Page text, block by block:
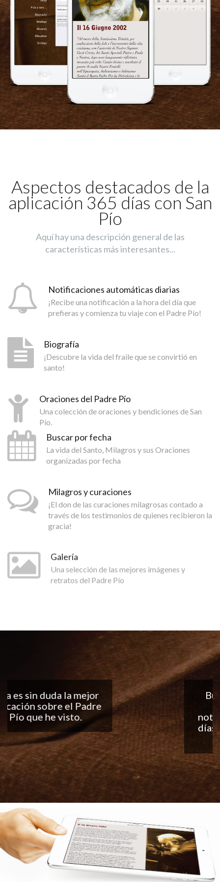
Aspectos destacados de la
aplicación 365 días con San
Pío
Aquí hay una descripción general de las
características más interesantes...
Notificaciones automáticas diarias
¡Recibe una notificación a la hora del día que
prefieras y comienza tu viaje con el Padre Pío!
Biografía
¡Descubre la vida del fraile que se convirtió en
santo!
Oraciones del Padre Pío
Una colección de oraciones y bendiciones de San
Pío.
Buscar por fecha
La vida del Santo, Milagros y sus Oraciones
organizadas por fecha
Milagros y curaciones
¡El don de las curaciones milagrosas contado a
través de los testimonios de quienes recibieron la
gracia!
Galería
Una selección de las mejores imágenes y
retratos del Padre Pío
Buena aplicación, me
encantan las
notificaciones todos los
días... ¡Sigan con el buen
trabajo!